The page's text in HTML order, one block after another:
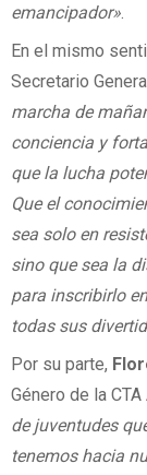
emancipador».
En el mismo
Secretario
marcha de
conciencia y
que la lucha
Que el
sea solo en
sino que sea la
para inscribirlo
todas sus
Por su parte,
Género de la
de juventudes
tenemos hacia